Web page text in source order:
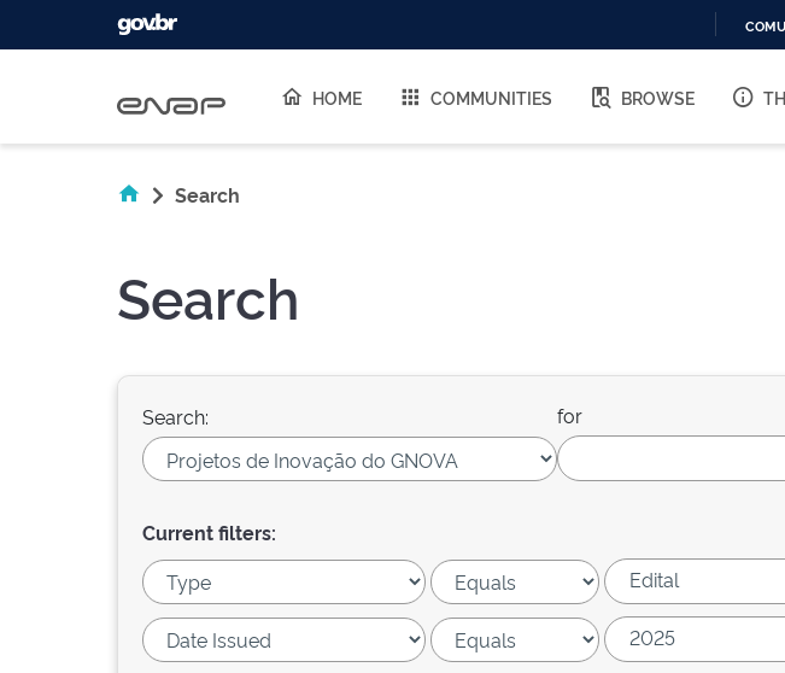
HOME COMMUNITIES BROWSE
Search
Search
Search: for
Current filters: